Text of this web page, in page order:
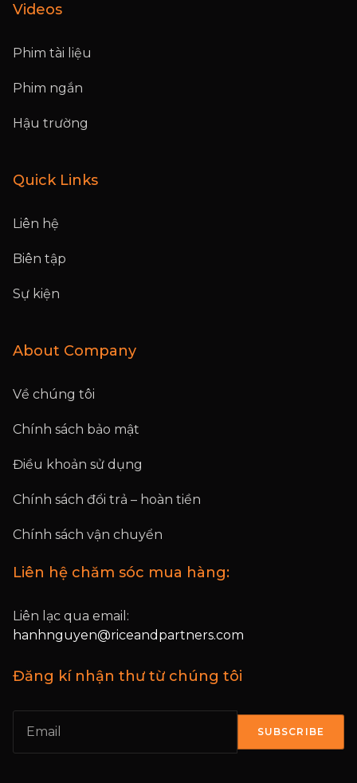
Videos
Phim tài liệu
Phim ngắn
Hậu trường
Quick Links
Liên hệ
Biên tập
Sự kiện
About Company
Về chúng tôi
Chính sách bảo mật
Điều khoản sử dụng
Chính sách đổi trả – hoàn tiền
Chính sách vận chuyển
Liên hệ chăm sóc mua hàng:
Liên lạc qua email:
hanhnguyen@riceandpartners.com
Đăng kí nhận thư từ chúng tôi
SUBSCRIBE